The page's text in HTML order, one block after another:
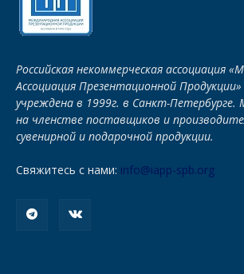
Российская некоммерческая ассоциация
Ассоциация Презентационной
учреждена в 1999г. в Санкт-
на членстве поставщиков и
сувенирной и подарочной продукции.
Свяжитесь с нами: info@iapp-spb.org